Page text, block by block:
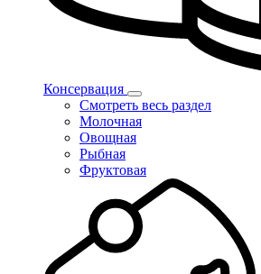
Консервация
Смотреть весь раздел
Молочная
Овощная
Рыбная
Фруктовая